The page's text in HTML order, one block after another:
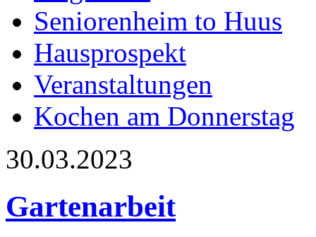
Seniorenheim to Huus
Hausprospekt
Veranstaltungen
Kochen am Donnerstag
30.03.2023
Gartenarbeit